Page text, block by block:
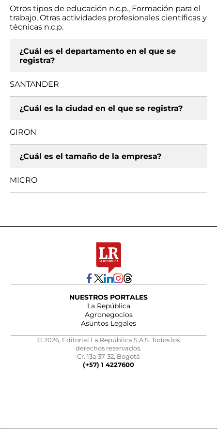
Otros tipos de educación n.c.p., Formación para el
trabajo, Otras actividades profesionales científicas y
técnicas n.c.p.
¿Cuál es el departamento en el que se
registra?
SANTANDER
¿Cuál es la ciudad en el que se registra?
GIRON
¿Cuál es el tamaño de la empresa?
MICRO
NUESTROS PORTALES
La República
Agronegocios
Asuntos Legales
© 2026, Editorial La República S.A.S. Todos los
derechos reservados.
Cr. 13a 37-32, Bogotá
(+57) 1 4227600